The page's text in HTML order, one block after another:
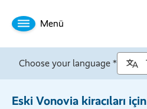
Menü
Choose your language *
Eski Vonovia kiracıları için